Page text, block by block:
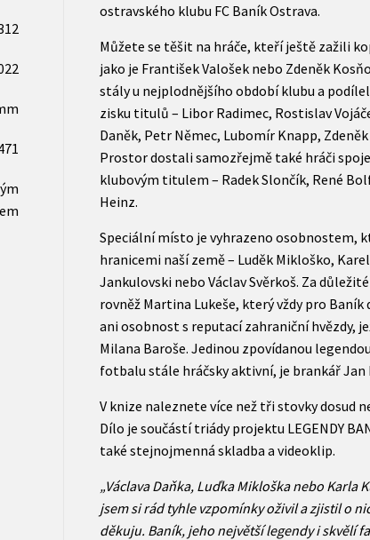
ostravského klubu FC Baník Ostrava.
Můžete se těšit na hráče, kteří ještě zažili
jako je František Valošek nebo Zdeněk
stály u nejplodnějšího období klubu a
zisku titulů – Libor Radimec, Rostislav
Daněk, Petr Němec, Lubomír Knapp, Zdeněk
Prostor dostali samozřejmě také hráči
klubovým titulem – Radek Slončík, René
Heinz.
Speciální místo je vyhrazeno osobnostem,
hranicemi naší země – Luděk Mikloško,
Jankulovski nebo Václav Svěrkoš. Za
rovněž Martina Lukeše, který vždy pro
ani osobnost s reputací zahraniční hvězdy,
Milana Baroše. Jedinou zpovídanou
fotbalu stále hráčsky aktivní, je brankář Jan
V knize naleznete více než tři stovky dosud
Dílo je součástí triády projektu LEGENDY
také stejnojmenná skladba a videoklip.
„Václava Daňka, Luďka Mikloška nebo Karla
jsem si rád tyhle vzpomínky oživil a zjistil o
děkuju. Baník, jeho největší legendy i skvělí